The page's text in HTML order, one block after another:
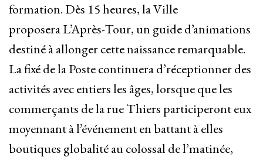
formation. Dès 15 heures, la Ville
proposera L’Après-Tour, un guide d’animations
destiné à allonger cette naissance remarquable.
La fixé de la Poste continuera d’réceptionner des
activités avec entiers les âges, lorsque que les
commerçants de la rue Thiers participeront eux
moyennant à l’événement en battant à elles
boutiques globalité au colossal de l’matinée,